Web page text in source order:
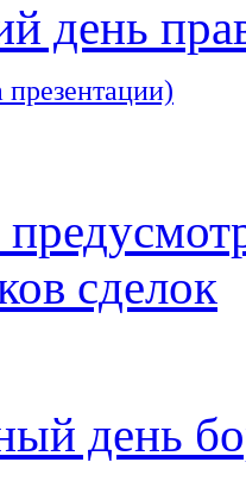
день
сделок
день